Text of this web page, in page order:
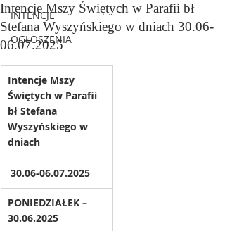
INTENCJE
OGŁOSZENIA
Intencje Mszy Świętych w Parafii bł
Stefana Wyszyńskiego w dniach 30.06-
06.07.2025
Intencje Mszy
Świętych w Parafii
bł Stefana
Wyszyńskiego w
dniach
30.06-06.07.2025
PONIEDZIAŁEK –
30.06.2025